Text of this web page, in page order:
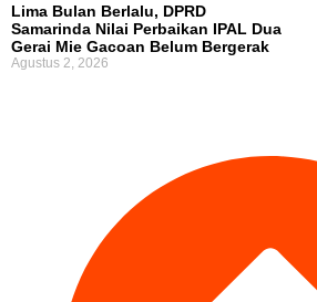
Lima Bulan Berlalu, DPRD
Samarinda Nilai Perbaikan IPAL Dua
Gerai Mie Gacoan Belum Bergerak
Agustus 2, 2026